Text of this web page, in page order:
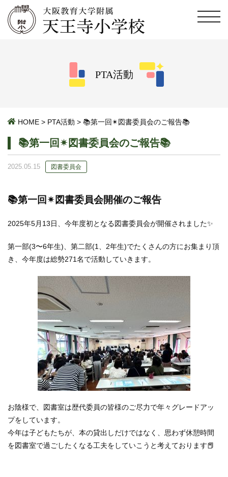
PTA活動
HOME > PTA活動 > 📚第一回✴︎図書委員会のご報告📚
📚第一回✴︎図書委員会のご報告📚
2025.05.15 図書委員会
📚第一回✴︎図書委員会開催のご報告
2025年5月13日、今年度初となる図書委員会が開催されました✨
第一部(3〜6年生)、第二部(1、2年生)でたくさんの方にお集まり頂
き、今年度は総勢271名で活動していきます。
お陰様で、図書室は歴代委員の皆様のご尽力で年々グレードアッ
プをしています。
今年は子どもたちが、本の貸出しだけではなく、思わず休憩時間
を図書室で過ごしたくなる工夫をしていこうと考えております📕